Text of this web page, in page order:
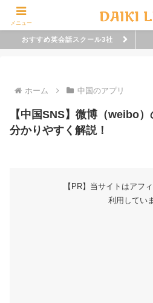
おすすめ英会話スクール3社
ホーム 中国のアプリ
【中国SNS】微博（weibo
分かりやすく解説！
【PR】当サイトはアフ
利用してい
メニュー